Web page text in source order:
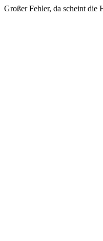
Großer Fehler, da scheint die